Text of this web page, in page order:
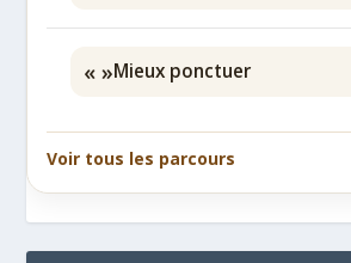
« »Mieux ponctuer
Voir tous les parcours